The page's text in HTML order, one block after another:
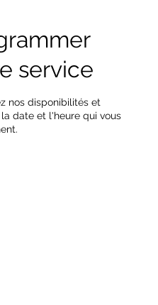
service
nos disponibilités et
la date et l'heure qui vous